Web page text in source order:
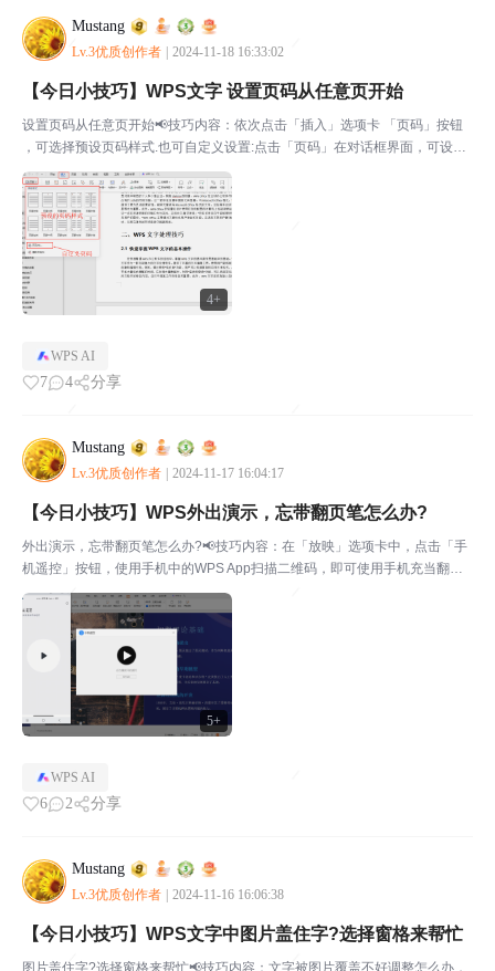
Mustang
Lv.3优质创作者 2024-11-18 16:33:02
4+
【今日小技巧】WPS文字 设置页码从任意页开始
设置页码从任意页开始📢技巧内容：依次点击「插入」选项卡 「页码」按钮
，可选择预设页码样式.也可自定义设置:点击「页码」在对话框界面，可设置
页码的样式、位置、章节号，以及应用范围。在页面编号处，我们可以根据所
需设置起始页，这样就不会默认从第一页开始。依次点...
WPS AI
7 4 分享
Mustang
Lv.3优质创作者 2024-11-17 16:04:17
5+
【今日小技巧】WPS外出演示，忘带翻页笔怎么办?
外出演示，忘带翻页笔怎么办?📢技巧内容：在「放映」选项卡中，点击「手
机遥控」按钮，使用手机中的WPS App扫描二维码，即可使用手机充当翻页
笔了在「放映」选项卡中，点击「手机遥控」按钮手机扫码扫码后即可使用手
机遥控了📢上一个小技巧：【今日小技巧】WPS文字...
WPS AI
6 2 分享
Mustang
Lv.3优质创作者 2024-11-16 16:06:38
【今日小技巧】WPS文字中图片盖住字?选择窗格来帮忙
图片盖住字?选择窗格来帮忙📢技巧内容：文字被图片覆盖不好调整怎么办，